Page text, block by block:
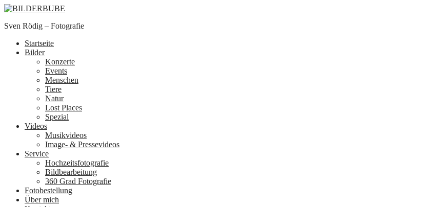
Sven Rödig – Fotografie
Startseite
Bilder
Konzerte
Events
Menschen
Tiere
Natur
Lost Places
Spezial
Videos
Musikvideos
Image- & Pressevideos
Service
Hochzeitsfotografie
Bildbearbeitung
360 Grad Fotografie
Fotobestellung
Über mich